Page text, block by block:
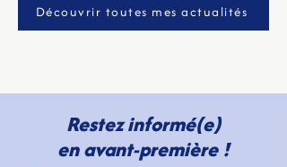
Découvrir toutes mes actualités
Restez informé(e)
en avant-première !